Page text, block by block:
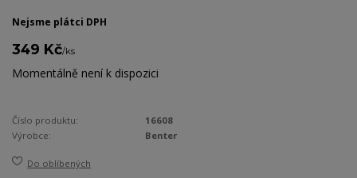
Nejsme plátci DPH
349 Kč/ks
Momentálně není k dispozici
Číslo produktu:
16608
Výrobce:
Benter
Do oblíbených